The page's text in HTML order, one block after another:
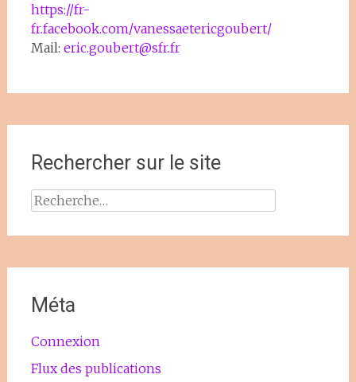
https://fr-
fr.facebook.com/vanessaetericgoubert/
Mail: eric.goubert@sfr.fr
Rechercher sur le site
Rechercher :
Méta
Connexion
Flux des publications